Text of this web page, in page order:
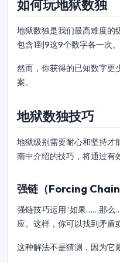
如何玩地狱数独
地狱数独是我们最高难度的
包含1到9这9个数字各一次。
然而，你获得的已知数字更
案。
地狱数独技巧
地狱级别需要耐心和坚持才
南中介绍的技巧，将通过有
强链（Forcing
强链技巧运用“如果……那么
应。这样，你可以找到矛盾
这种解法不是猜测，因为它